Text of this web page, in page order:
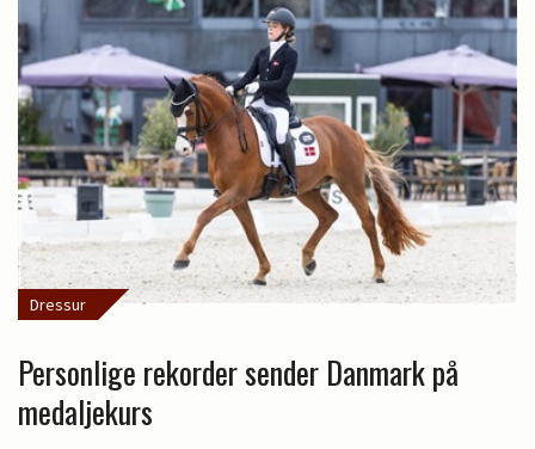
Dressur
Personlige rekorder sender Danmark på
medaljekurs